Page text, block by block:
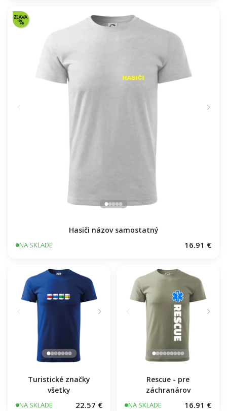
Hasiči názov samostatný
NA SKLADE 16.91 €
Turistické značky
všetky
NA SKLADE 22.57 €
Rescue - pre
záchranárov
NA SKLADE 16.91 €